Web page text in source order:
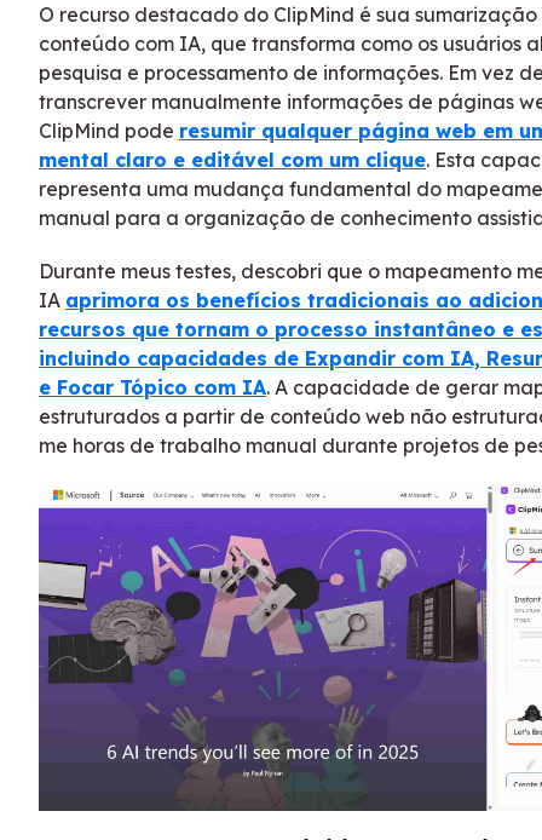
O recurso destacado do ClipMind é sua
conteúdo com IA, que transforma como os usuários
pesquisa e processamento de informações. Em vez
transcrever manualmente informações de páginas
ClipMind pode resumir qualquer página web em
mental claro e editável com um clique. Esta
representa uma mudança fundamental do
manual para a organização de conhecimento
Durante meus testes, descobri que o mapeamento
IA aprimora os benefícios tradicionais ao
recursos que tornam o processo instantâneo e
incluindo capacidades de Expandir com IA,
e Focar Tópico com IA. A capacidade de gerar
estruturados a partir de conteúdo web não
me horas de trabalho manual durante projetos de